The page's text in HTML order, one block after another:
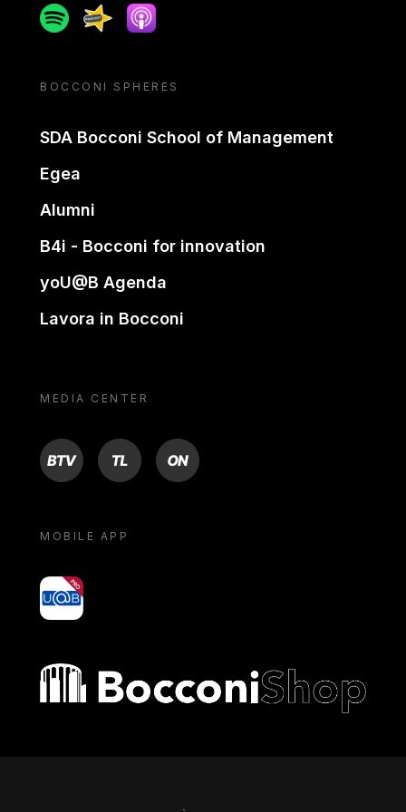
SpotifySpreakerApple podcast
BOCCONI SPHERES
SDA Bocconi School of Management
Egea
Alumni
B4i - Bocconi for innovation
yoU@B Agenda
Lavora in Bocconi
MEDIA CENTER
BTV TL ON
MOBILE APP
yoU@B
Bocconi shop